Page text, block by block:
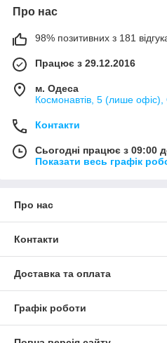
Про нас
98% позитивних з 181
Працює з 29.12.2016
м. Одеса
Космонавтів, 5 (лише офіс),
Контакти
Сьогодні працює з 09:00
Показати весь графік
Про нас
Контакти
Доставка та оплата
Графік роботи